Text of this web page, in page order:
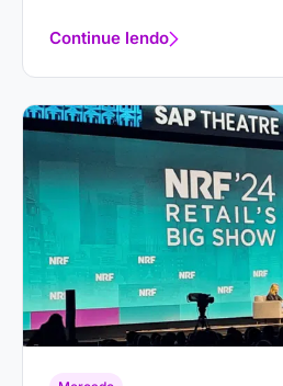
Continue lendo